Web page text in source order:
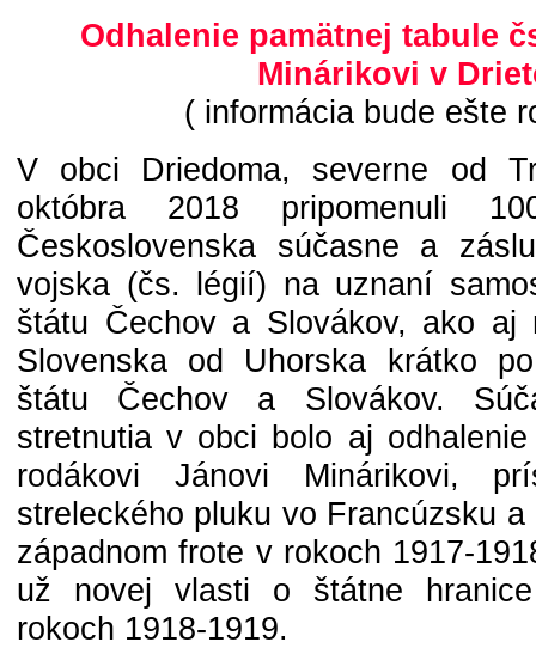
Odhalenie pamätnej tabule
Minárikovi v
( informácia bude ešte
V obci Driedoma, severne od
októbra 2018 pripomenuli
Československa súčasne a
vojska (čs. légií) na uznaní
štátu Čechov a Slovákov, ako aj
Slovenska od Uhorska krátko
štátu Čechov a Slovákov.
stretnutia v obci bolo aj
rodákovi Jánovi Minárikovi,
streleckého pluku vo Francúzsku
západnom frote v rokoch 1917-
už novej vlasti o štátne
rokoch 1918-1919.